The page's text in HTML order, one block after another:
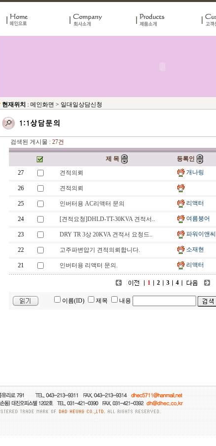
현재위치 : 메인화면 > 일대일상담신청
검색된 게시물 : 27건
제 목 등록인
27
견적의뢰 개나링
26 견적의뢰
25 인버터용 AC리액터 문의 리액터
24 [견적요청]DHLD-TT-30KVA 견적서.. 여름붕어
23 DRY TR 3상 20KVA 견적서 요청드.. 파워이앤씨
22 고주파변압기 견적의뢰합니다. 소재현
21 인버터용 리액터 문의. 리액터
1 2 3 4
이름(ID) 제목 내용